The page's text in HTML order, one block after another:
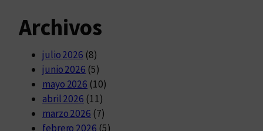
Archivos
julio 2026 (8)
junio 2026 (5)
mayo 2026 (10)
abril 2026 (11)
marzo 2026 (7)
febrero 2026 (5)